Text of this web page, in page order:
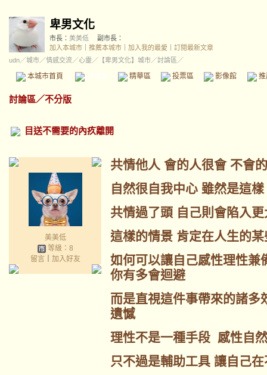
卑男文化
市長： 美美低
副市長：
加入本城市
推薦本城市 加入我的最愛
訂閱最新文章
udn／城市／情感交流／心靈 ／ 【卑男文化】城市／討論區／
本城市首頁 精華區 投票區 影像館
討論區／不分版
目送不需要的內疚離開
美美低
等級：8
留言｜ 加入好友
共情他人 會的人很會 不會
自然很自我中心 雖然是這
共情過了頭 自己則會陷入
這樣的情景 肯定在人生的
如何可以讓自己感性理性兼
你有多會迴避
而是直視這件事帶來的諸多
遺憾
理性不是一種手段 感性自
只不過是輔助工具 讓自己